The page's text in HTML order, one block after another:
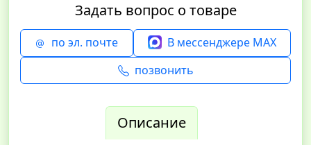
Задать вопрос о товаре
по эл. почте
В мессенджере MAX
позвонить
Описание